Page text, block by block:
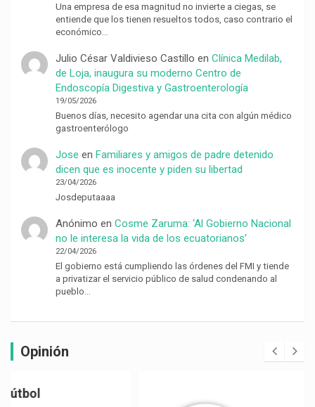
Una empresa de esa magnitud no invierte a ciegas, se
entiende que los tienen resueltos todos, caso contrario el
económico…
Julio César Valdivieso Castillo en Clínica Medilab,
de Loja, inaugura su moderno Centro de
Endoscopía Digestiva y Gastroenterología
19/05/2026
Buenos días, necesito agendar una cita con algún médico
gastroenterólogo
Jose en Familiares y amigos de padre detenido
dicen que es inocente y piden su libertad
23/04/2026
Josdeputaaaa
Anónimo en Cosme Zaruma: ‘Al Gobierno Nacional
no le interesa la vida de los ecuatorianos’
22/04/2026
El gobierno está cumpliendo las órdenes del FMI y tiende
a privatizar el servicio público de salud condenando al
pueblo…
Opinión